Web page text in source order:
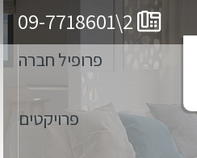
09-7718601\2
פרופיל חברה
פרויקטים